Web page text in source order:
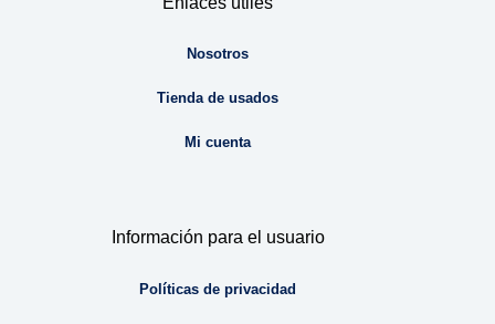
Nosotros
Tienda de usados
Mi cuenta
Información para el usuario
Políticas de privacidad